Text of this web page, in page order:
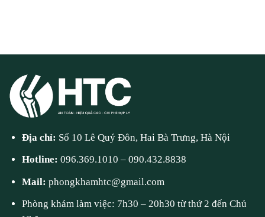
Địa chỉ: Số 10 Lê Quý Đôn, Hai Bà Trưng, Hà Nội
Hotline:096.369.1010 –090.432.8838
Mail:phongkhamhtc@gmail.com
Phòng khám làm việc: 7h30 – 20h30 từ thứ 2 đến Chủ